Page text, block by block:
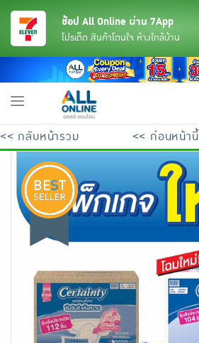
เครื่องดื่มและผงชงดื่ม
เครื่องปรุงรสและของแห้ง
พระเครื่อง test pop
ช้อป All Online ผ่าน 7App
โปรเด็ด สินค้าโดนใจ ห้างใกล้บ้าน
Toggle
<< กลับหน้ารวม << ก่อนหน้านี้